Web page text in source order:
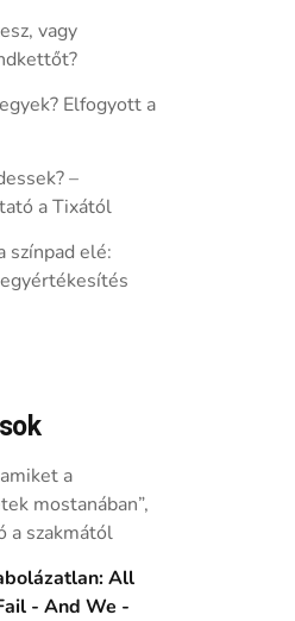
vagy
Elfogyott a
–
a Tixától
színpad elé:
a
mostanában”,
a szakmától
All
- And We -